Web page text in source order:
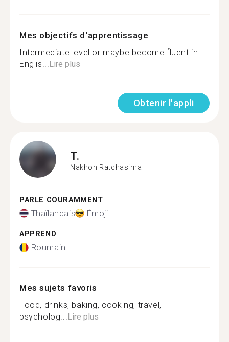
Mes objectifs d'apprentissage
Intermediate level or maybe become fluent in
Englis...Lire plus
Obtenir l'appli
T.
Nakhon Ratchasima
PARLE COURAMMENT
Thaïlandais Émoji
APPREND
Roumain
Mes sujets favoris
Food, drinks, baking, cooking, travel,
psycholog...Lire plus